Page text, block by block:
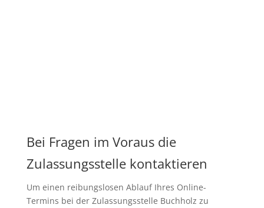
Bei Fragen im Voraus die
Zulassungsstelle kontaktieren
Um einen reibungslosen Ablauf Ihres Online-
Termins bei der Zulassungsstelle Buchholz zu